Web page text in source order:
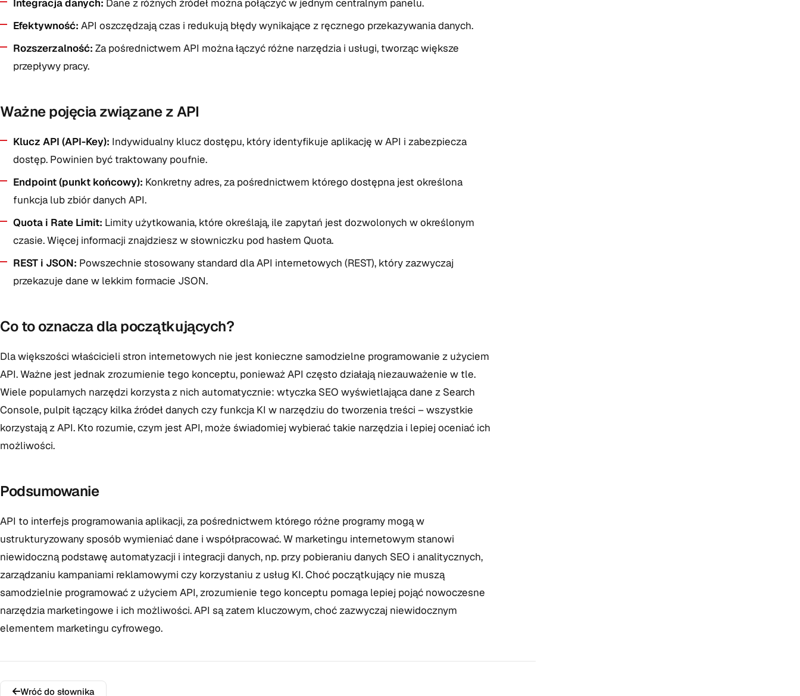
Integracja danych: Dane z różnych źródeł można połączyć w jednym centralnym panelu.
Efektywność: API oszczędzają czas i redukują błędy wynikające z ręcznego przekazywania danych.
Rozszerzalność: Za pośrednictwem API można łączyć różne narzędzia i usługi, tworząc większe
przepływy pracy.
Ważne pojęcia związane z API
Klucz API (API-Key): Indywidualny klucz dostępu, który identyfikuje aplikację w API i zabezpiecza
dostęp. Powinien być traktowany poufnie.
Endpoint (punkt końcowy): Konkretny adres, za pośrednictwem którego dostępna jest określona
funkcja lub zbiór danych API.
Quota i Rate Limit: Limity użytkowania, które określają, ile zapytań jest dozwolonych w określonym
czasie. Więcej informacji znajdziesz w słowniczku pod hasłem Quota.
REST i JSON: Powszechnie stosowany standard dla API internetowych (REST), który zazwyczaj
przekazuje dane w lekkim formacie JSON.
Co to oznacza dla początkujących?
Dla większości właścicieli stron internetowych nie jest konieczne samodzielne programowanie z użyciem
API. Ważne jest jednak zrozumienie tego konceptu, ponieważ API często działają niezauważenie w tle.
Wiele popularnych narzędzi korzysta z nich automatycznie: wtyczka SEO wyświetlająca dane z Search
Console, pulpit łączący kilka źródeł danych czy funkcja KI w narzędziu do tworzenia treści – wszystkie
korzystają z API. Kto rozumie, czym jest API, może świadomiej wybierać takie narzędzia i lepiej oceniać ich
możliwości.
Podsumowanie
API to interfejs programowania aplikacji, za pośrednictwem którego różne programy mogą w
ustrukturyzowany sposób wymieniać dane i współpracować. W marketingu internetowym stanowi
niewidoczną podstawę automatyzacji i integracji danych, np. przy pobieraniu danych SEO i analitycznych,
zarządzaniu kampaniami reklamowymi czy korzystaniu z usług KI. Choć początkujący nie muszą
samodzielnie programować z użyciem API, zrozumienie tego konceptu pomaga lepiej pojąć nowoczesne
narzędzia marketingowe i ich możliwości. API są zatem kluczowym, choć zazwyczaj niewidocznym
elementem marketingu cyfrowego.
Wróć do słownika